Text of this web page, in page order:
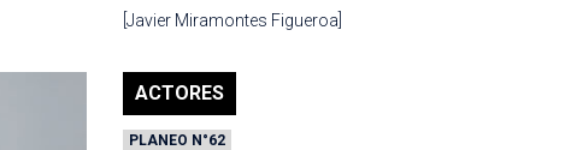
[Javier Miramontes Figueroa]
ACTORES
PLANEO N°62